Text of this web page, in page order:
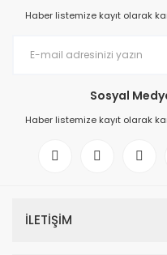
Haber listemize kayıt olarak
Sosyal
Haber listemize kayıt olarak
İLETİŞİM